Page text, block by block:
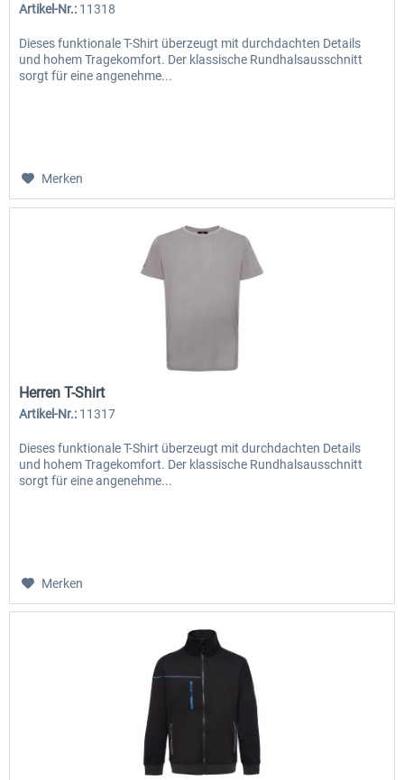
Artikel-Nr.: 11318
Dieses funktionale T-Shirt überzeugt mit durchdachten Details
und hohem Tragekomfort. Der klassische Rundhalsausschnitt
sorgt für eine angenehme...
Merken
Herren T-Shirt
Artikel-Nr.: 11317
Dieses funktionale T-Shirt überzeugt mit durchdachten Details
und hohem Tragekomfort. Der klassische Rundhalsausschnitt
sorgt für eine angenehme...
Merken